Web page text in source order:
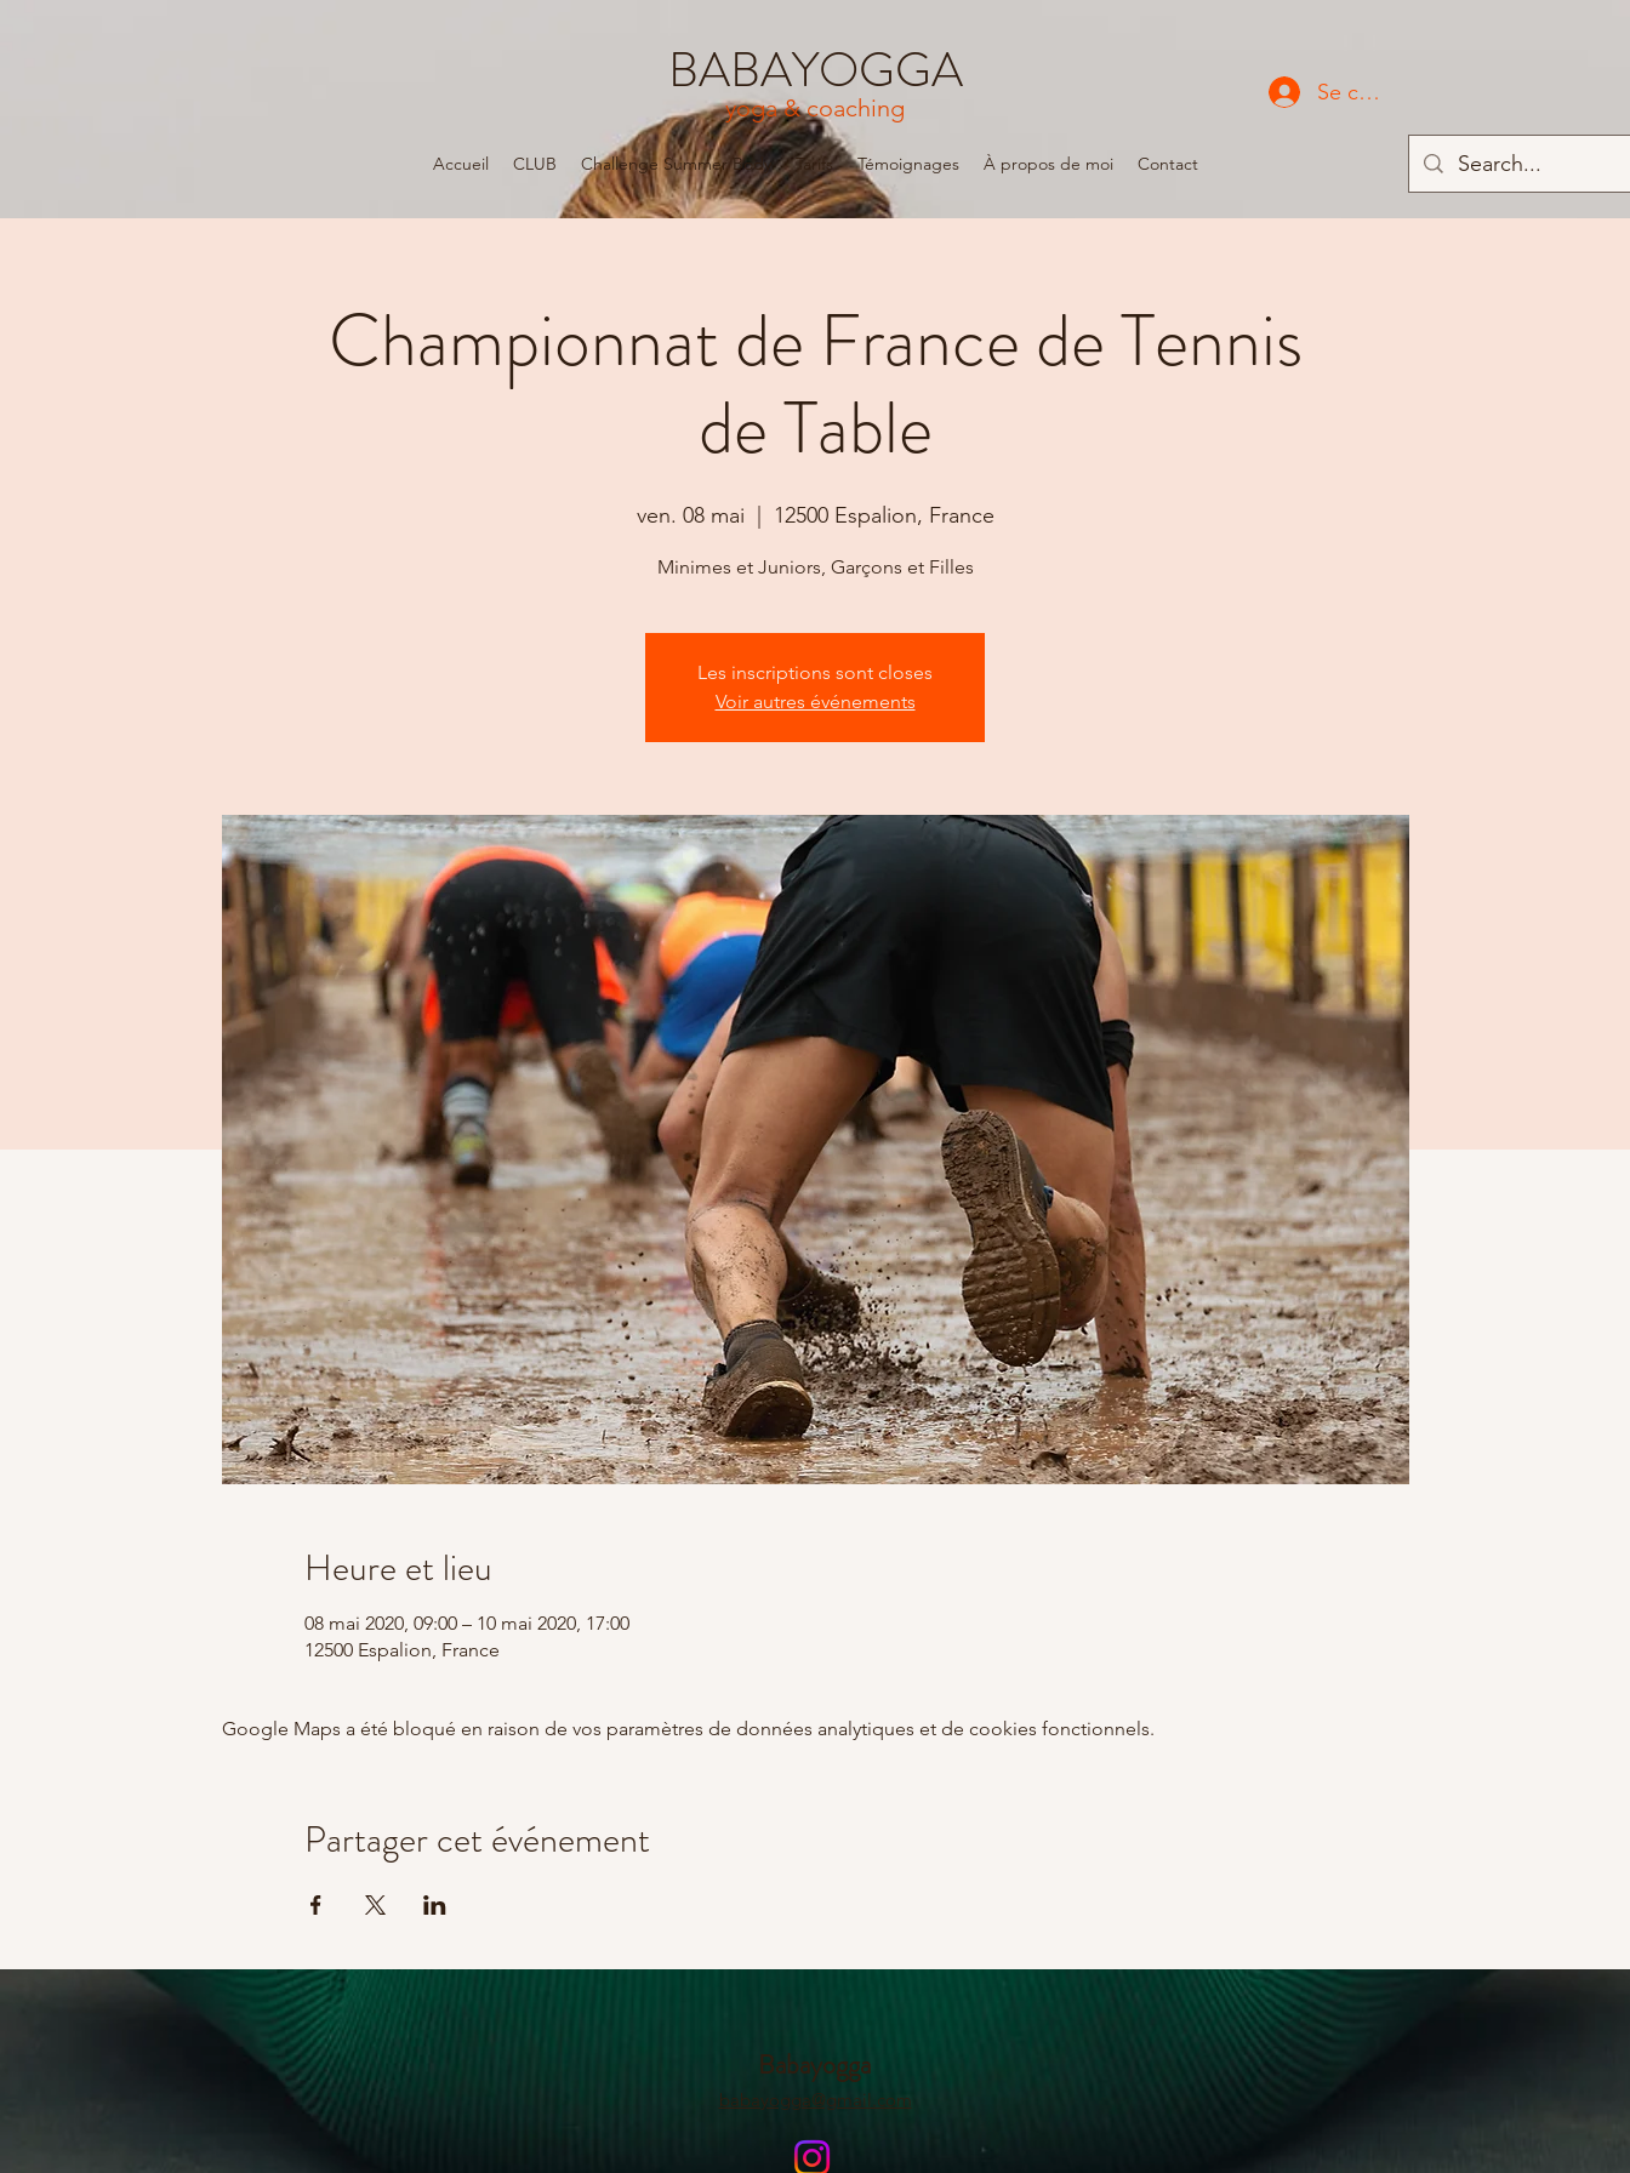
Accueil CLUB Challenge Summer Body Tarifs Témoignages À propos de moi Contact
BABAYOGGA
yoga & coaching
Se connecter
Championnat de France de Tennis
de Table
ven. 08 mai 12500 Espalion, France
Minimes et Juniors, Garçons et Filles
Les inscriptions sont closes
Voir autres événements
Heure et lieu
08 mai 2020, 09:00 – 10 mai 2020, 17:00
12500 Espalion, France
Google Maps a été bloqué en raison de vos paramètres de données analytiques et de cookies fonctionnels.
Partager cet événement
Babayogga
babayogga@gmail.com